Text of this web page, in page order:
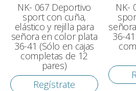
NK- 067 Deportivo
sport con cuña,
elástico y rejilla para
señora en color plata
36-41 (Sólo en cajas
completas de 12
pares)
Regístrate
NK-
36-